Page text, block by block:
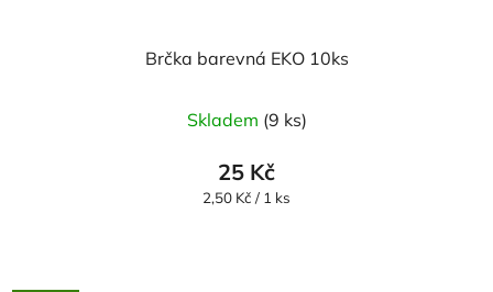
Brčka barevná EKO 10ks
Skladem (9 ks)
25 Kč
Měrná
2,50 Kč / 1 ks